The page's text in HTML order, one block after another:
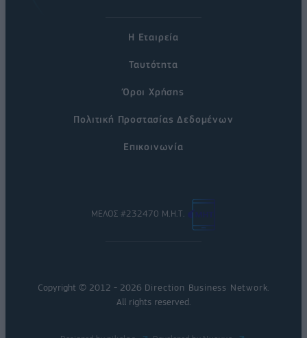
Η Εταιρεία
Ταυτότητα
Όροι Χρήσης
Πολιτική Προστασίας Δεδομένων
Επικοινωνία
ΜΕΛΟΣ #232470 Μ.Η.Τ.
Copyright © 2012 - 2026 Direction Business Network
All rights reserved.